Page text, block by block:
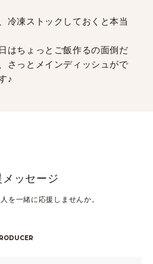
冷凍ストックしておくと本当
はちょっとご飯作るの面倒だ
さっとメインディッシュがで
♪
メッセージ
を一緒に応援しませんか。